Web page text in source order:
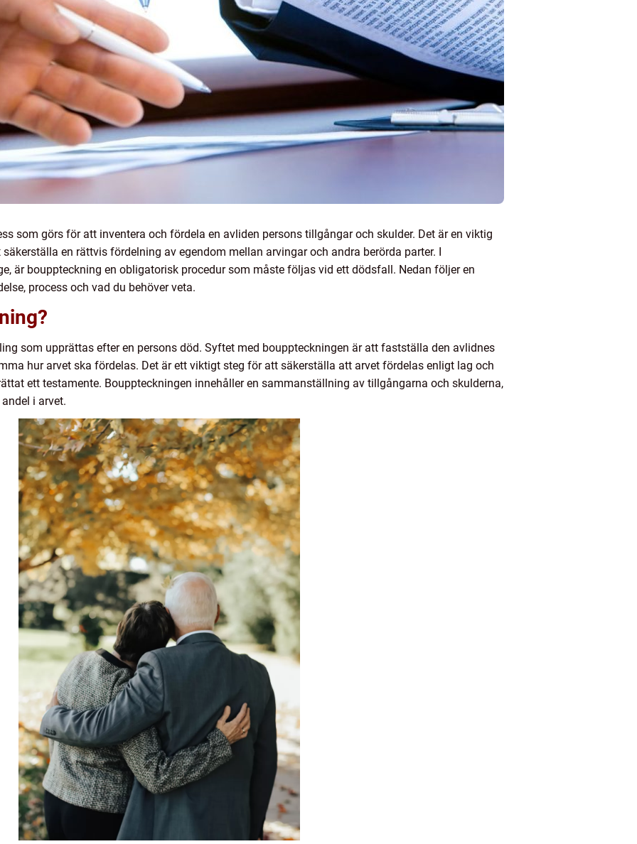
som görs för att inventera och fördela en avliden persons tillgångar och skulder. Det är en viktig
en rättvis fördelning av egendom mellan arvingar och andra berörda parter. I
är bouppteckning en obligatorisk procedur som måste följas vid ett dödsfall. Nedan följer en
process och vad du behöver veta.
som upprättas efter en persons död. Syftet med bouppteckningen är att fastställa den avlidnes
hur arvet ska fördelas. Det är ett viktigt steg för att säkerställa att arvet fördelas enligt lag och
ett testamente. Bouppteckningen innehåller en sammanställning av tillgångarna och skulderna,
i arvet.